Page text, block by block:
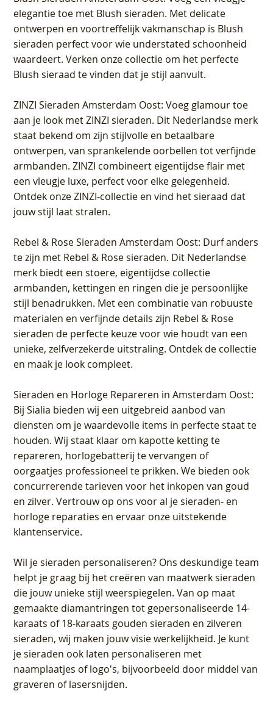
elegantie toe met Blush sieraden. Met delicate
ontwerpen en voortreffelijk vakmanschap is Blush
sieraden perfect voor wie understated schoonheid
waardeert. Verken onze collectie om het perfecte
Blush sieraad te vinden dat je stijl aanvult.
ZINZI Sieraden Amsterdam Oost: Voeg glamour toe
aan je look met ZINZI sieraden. Dit Nederlandse merk
staat bekend om zijn stijlvolle en betaalbare
ontwerpen, van sprankelende oorbellen tot verfijnde
armbanden. ZINZI combineert eigentijdse flair met
een vleugje luxe, perfect voor elke gelegenheid.
Ontdek onze ZINZI-collectie en vind het sieraad dat
jouw stijl laat stralen.
Rebel & Rose Sieraden Amsterdam Oost: Durf anders
te zijn met Rebel & Rose sieraden. Dit Nederlandse
merk biedt een stoere, eigentijdse collectie
armbanden, kettingen en ringen die je persoonlijke
stijl benadrukken. Met een combinatie van robuuste
materialen en verfijnde details zijn Rebel & Rose
sieraden de perfecte keuze voor wie houdt van een
unieke, zelfverzekerde uitstraling. Ontdek de collectie
en maak je look compleet.
Sieraden en Horloge Repareren in Amsterdam Oost:
Bij Sialia bieden wij een uitgebreid aanbod van
diensten om je waardevolle items in perfecte staat te
houden. Wij staat klaar om kapotte ketting te
repareren, horlogebatterij te vervangen of
oorgaatjes professioneel te prikken. We bieden ook
concurrerende tarieven voor het inkopen van goud
en zilver. Vertrouw op ons voor al je sieraden- en
horloge reparaties en ervaar onze uitstekende
klantenservice.
Wil je sieraden personaliseren? Ons deskundige team
helpt je graag bij het creëren van maatwerk sieraden
die jouw unieke stijl weerspiegelen. Van op maat
gemaakte diamantringen tot gepersonaliseerde 14-
karaats of 18-karaats gouden sieraden en zilveren
sieraden, wij maken jouw visie werkelijkheid. Je kunt
je sieraden ook laten personaliseren met
naamplaatjes of logo's, bijvoorbeeld door middel van
graveren of lasersnijden.